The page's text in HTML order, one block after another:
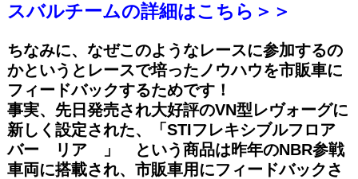
スバルチームの詳細はこちら＞＞
ちなみに、なぜこのようなレースに参加するの
かというとレースで培ったノウハウを市販車に
フィードバックするためです！
事実、先日発売され大好評のVN型レヴォーグに
新しく設定された、「STIフレキシブルフロア
バー リア 」 という商品は昨年のNBR参戦
車両に搭載され、市販車用にフィードバックさ